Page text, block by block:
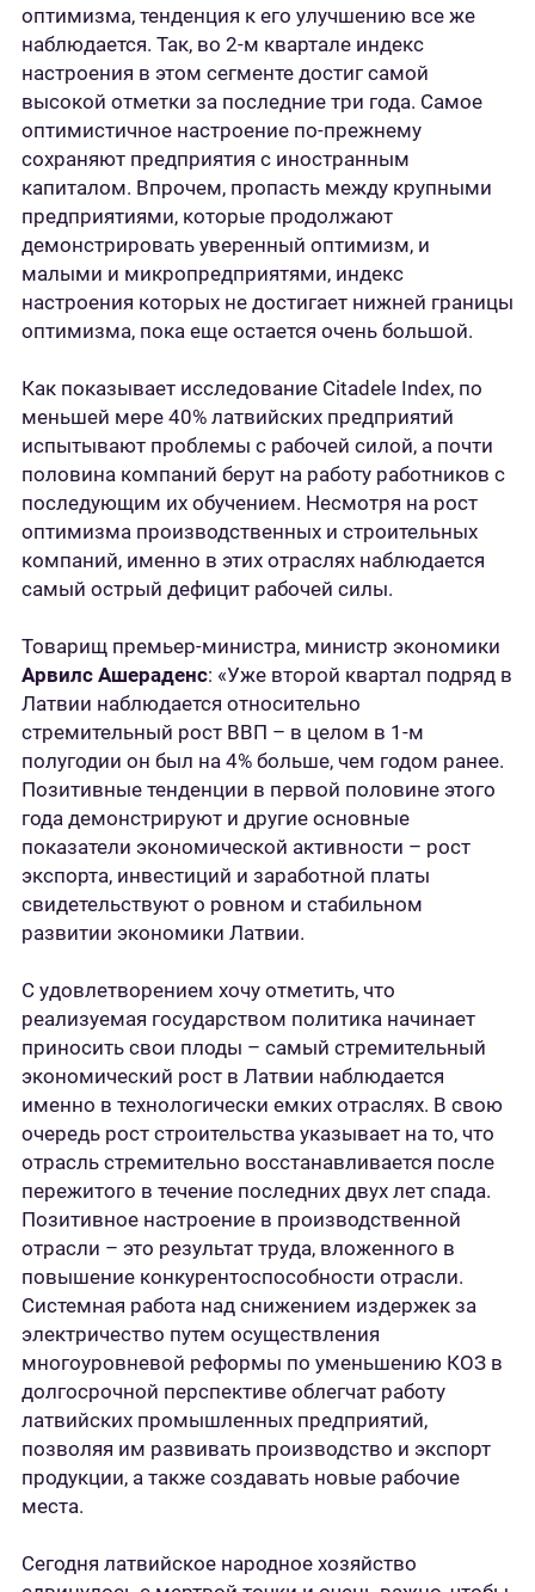
оптимизма, тенденция к его улучшению все же
наблюдается. Так, во 2-м квартале индекс
настроения в этом сегменте достиг самой
высокой отметки за последние три года. Самое
оптимистичное настроение по-прежнему
сохраняют предприятия с иностранным
капиталом. Впрочем, пропасть между крупными
предприятиями, которые продолжают
демонстрировать уверенный оптимизм, и
малыми и микропредприятями, индекс
настроения которых не достигает нижней границы
оптимизма, пока еще остается очень большой.
Как показывает исследование Citadele Index, по
меньшей мере 40% латвийских предприятий
испытывают проблемы с рабочей силой, а почти
половина компаний берут на работу работников с
последующим их обучением. Несмотря на рост
оптимизма производственных и строительных
компаний, именно в этих отраслях наблюдается
самый острый дефицит рабочей силы.
Товарищ премьер-министра, министр экономики
Арвилс Ашераденс: «Уже второй квартал подряд в
Латвии наблюдается относительно
стремительный рост ВВП – в целом в 1-м
полугодии он был на 4% больше, чем годом ранее.
Позитивные тенденции в первой половине этого
года демонстрируют и другие основные
показатели экономической активности – рост
экспорта, инвестиций и заработной платы
свидетельствуют о ровном и стабильном
развитии экономики Латвии.
С удовлетворением хочу отметить, что
реализуемая государством политика начинает
приносить свои плоды – самый стремительный
экономический рост в Латвии наблюдается
именно в технологически емких отраслях. В свою
очередь рост строительства указывает на то, что
отрасль стремительно восстанавливается после
пережитого в течение последних двух лет спада.
Позитивное настроение в производственной
отрасли – это результат труда, вложенного в
повышение конкурентоспособности отрасли.
Системная работа над снижением издержек за
электричество путем осуществления
многоуровневой реформы по уменьшению КОЗ в
долгосрочной перспективе облегчат работу
латвийских промышленных предприятий,
позволяя им развивать производство и экспорт
продукции, а также создавать новые рабочие
места.
Сегодня латвийское народное хозяйство